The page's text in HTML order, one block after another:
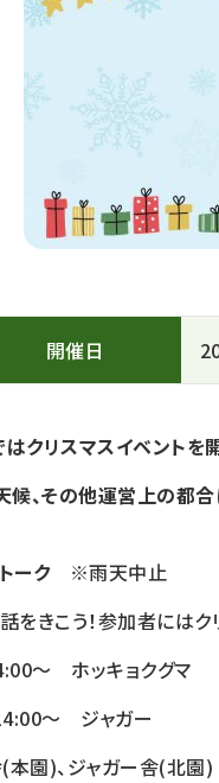
開催日
クリスマスイベントを
、その他運営上の都合
ーク ※雨天中止
きこう！参加者にはク
～ ホッキョクグマ
～ ジャガー
(本園)、ジャガー舎(北園)